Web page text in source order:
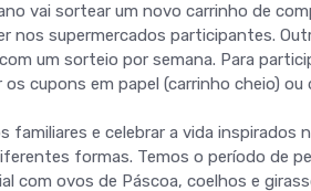
vai sortear um novo carrinho de
nos supermercados participantes.
um sorteio por semana. Para
cupons em papel (carrinho cheio) ou
e celebrar a vida inspirados
formas. Temos o período de
com ovos de Páscoa, coelhos e